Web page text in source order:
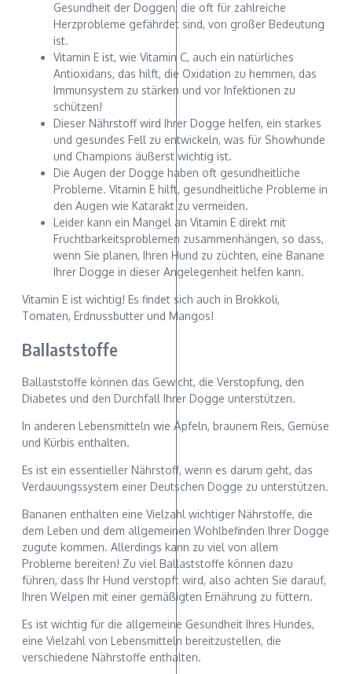
Gesundheit der Doggen, die oft für zahlreiche
Herzprobleme gefährdet sind, von großer Bedeutung
ist.
Vitamin E ist, wie Vitamin C, auch ein natürliches
Antioxidans, das hilft, die Oxidation zu hemmen, das
Immunsystem zu stärken und vor Infektionen zu
schützen!
Dieser Nährstoff wird Ihrer Dogge helfen, ein starkes
und gesundes Fell zu entwickeln, was für Showhunde
und Champions äußerst wichtig ist.
Die Augen der Dogge haben oft gesundheitliche
Probleme. Vitamin E hilft, gesundheitliche Probleme in
den Augen wie Katarakt zu vermeiden.
Leider kann ein Mangel an Vitamin E direkt mit
Fruchtbarkeitsproblemen zusammenhängen, so dass,
wenn Sie planen, Ihren Hund zu züchten, eine Banane
Ihrer Dogge in dieser Angelegenheit helfen kann.
Vitamin E ist wichtig! Es findet sich auch in Brokkoli,
Tomaten, Erdnussbutter und Mangos!
Ballaststoffe
Ballaststoffe können das Gewicht, die Verstopfung, den
Diabetes und den Durchfall Ihrer Dogge unterstützen.
In anderen Lebensmitteln wie Äpfeln, braunem Reis, Gemüse
und Kürbis enthalten.
Es ist ein essentieller Nährstoff, wenn es darum geht, das
Verdauungssystem einer Deutschen Dogge zu unterstützen.
Bananen enthalten eine Vielzahl wichtiger Nährstoffe, die
dem Leben und dem allgemeinen Wohlbefinden Ihrer Dogge
zugute kommen. Allerdings kann zu viel von allem
Probleme bereiten! Zu viel Ballaststoffe können dazu
führen, dass Ihr Hund verstopft wird, also achten Sie darauf,
Ihren Welpen mit einer gemäßigten Ernährung zu füttern.
Es ist wichtig für die allgemeine Gesundheit Ihres Hundes,
eine Vielzahl von Lebensmitteln bereitzustellen, die
verschiedene Nährstoffe enthalten.